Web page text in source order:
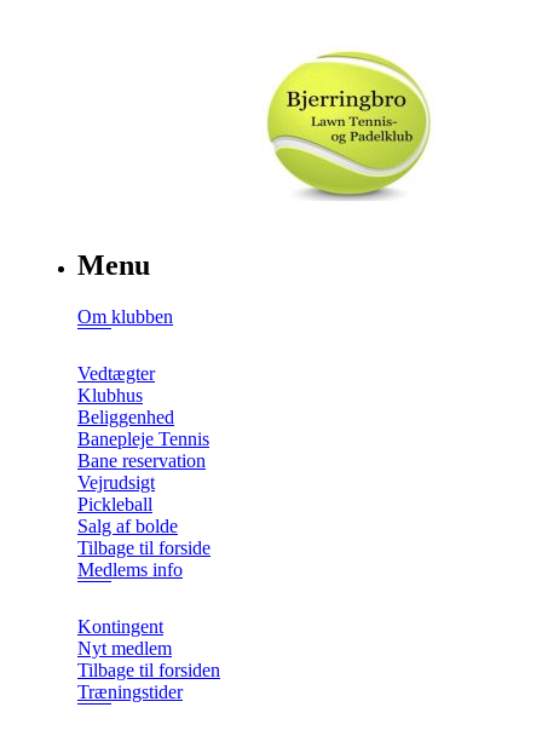
Menu
Om klubben
Vedtægter
Klubhus
Beliggenhed
Banepleje Tennis
Bane reservation
Vejrudsigt
Pickleball
Salg af bolde
Tilbage til forside
Medlems info
Kontingent
Nyt medlem
Tilbage til forsiden
Træningstider